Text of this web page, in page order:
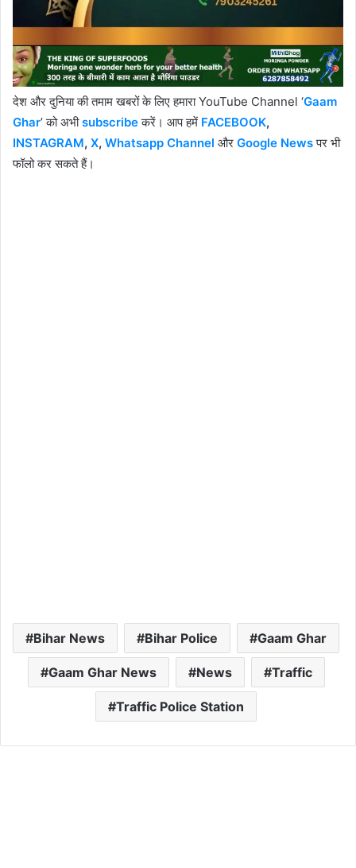
देश और दुनिया की तमाम खबरों के लिए हमारा YouTube Channel ‘Gaam
Ghar’ को अभीsubscribe करें। आप हमें FACEBOOK,
INSTAGRAM, X, Whatsapp Channel और Google Newsपर भी
फॉलो कर सकते हैं।
Bihar News Bihar Police Gaam Ghar
Gaam Ghar News News Traffic
Traffic Police Station